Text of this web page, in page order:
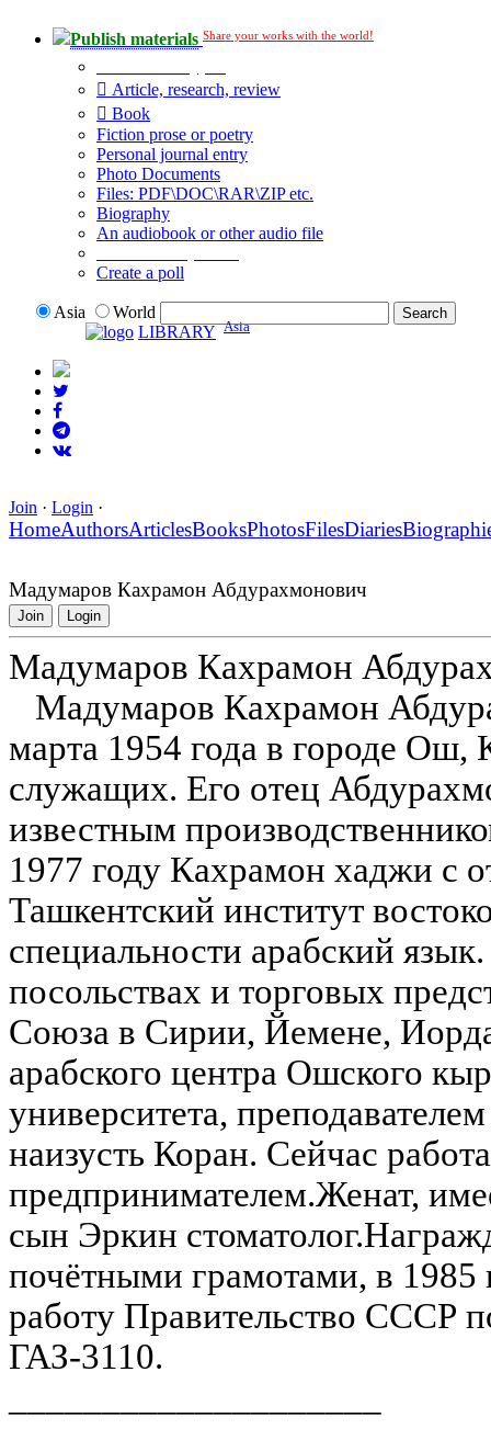
Publish materials Share your works with the world!
Article, research, review
Book
Fiction prose or poetry
Personal journal entry
Photo Documents
Files: PDF\DOC\RAR\ZIP etc.
Biography
An audiobook or other audio file
Create a poll
Asia
World
LIBRARY Asia
Join · Login ·
HomeAuthorsArticlesBooksPhotosFilesDiaries
Мадумаров Кахрамон Абдурахмонович
Join Login
Мадумаров Кахрамон
Мадумаров Кахрамон
марта 1954 года в городе Ош,
служащих. Его отец
известным
1977 году Кахрамон хаджи с
Ташкентский институт
специальности арабский
посольствах и торговых
Союза в Сирии, Йемене,
арабского центра Ошского
университета,
наизусть Коран. Сейчас
предпринимателем.Женат,
сын Эркин
почётными грамотами, в 1985
работу Правительство СССР
ГАЗ-3110.